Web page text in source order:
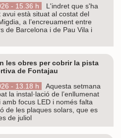
- 15.36 h
L'indret que s'ha
avui està situat al costat del
a l’encreuament entre
de Barcelona i de Pau Vila i
les obres per cobrir la pista
de Fontajau
- 13.18 h
Aquesta setmana
la instal·lació de l’enllumenat
amb focus LED i només falta
de les plaques solars, que es
de juliol